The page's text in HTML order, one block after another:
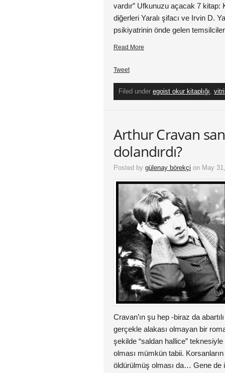
vardır” Ufkunuzu açacak 7 kitap:
diğerleri Yaralı şifacı ve Irvin D.
psikiyatrinin önde gelen
Read More
Tweet
Filed under egoist okur kitaplığı,
Arthur Cravan
dolandırdı?
Posted by gülenay börekçi on May
Cravan’ın şu hep -biraz da
gerçekle alakası olmayan bir
şekilde “saldan hallice”
olması mümkün tabii.
öldürülmüş olması da… Gene de